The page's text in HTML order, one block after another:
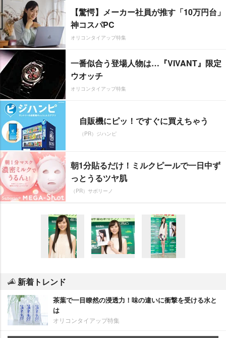
【驚愕】メーカー社員が推す「10万円台」
神コスパPC
オリコンタイアップ特集
一番似合う登場人物は…『VIVANT』限定
ウオッチ
オリコンタイアップ特集
自販機にピッ！ですぐに買えちゃう
（PR）ジハンピ
朝1分貼るだけ！ミルクピールで一日中ず
っとうるツヤ肌
（PR）サボリーノ
新着トレンド
茶葉で一目瞭然の浸透力！味の違いに衝撃を受ける水と
は
オリコンタイアップ特集